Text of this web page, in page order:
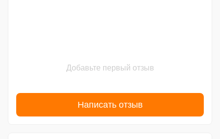
Добавьте первый отзыв
Написать отзыв